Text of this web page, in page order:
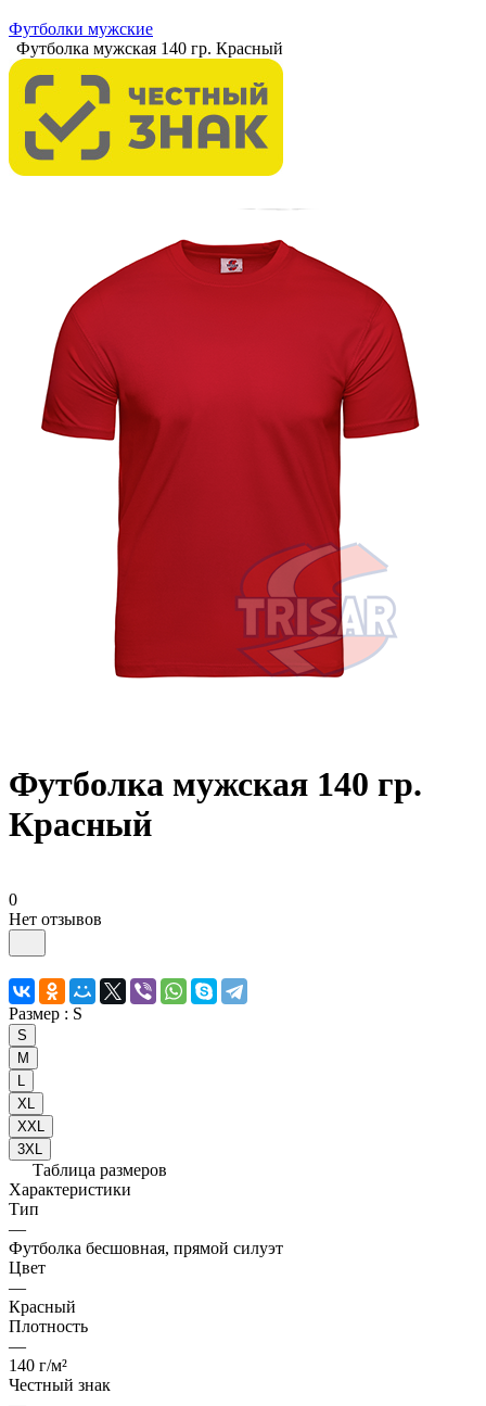
Футболки мужские
Футболка мужская 140 гр. Красный
Футболка мужская 140 гр.
Красный
0
Нет отзывов
Размер : S
S
M
L
XL
XXL
3XL
Таблица размеров
Характеристики
Тип
—
Футболка бесшовная, прямой силуэт
Цвет
—
Красный
Плотность
—
140 г/м²
Честный знак